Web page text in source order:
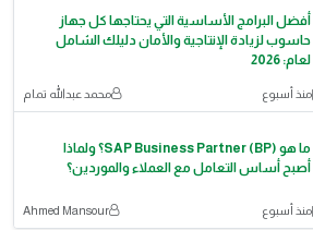
أفضل البرامج الأساسية التي يحتاجها كل جهاز
حاسوب لزيادة الإنتاجية والأمان دليلك الشامل
لعام: 2026
منذ أسبوع محمد عبدالله تمام
ما هو SAP Business Partner (BP)؟ ولماذا
أصبح أساس التعامل مع العملاء والموردين؟
منذ أسبوع Ahmed Mansour